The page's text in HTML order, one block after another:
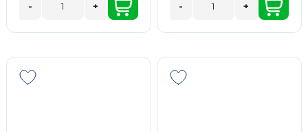
- + - +